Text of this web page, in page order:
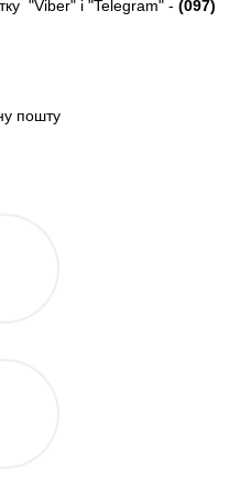
"Viber" і "Telegram" - (097)
пошту